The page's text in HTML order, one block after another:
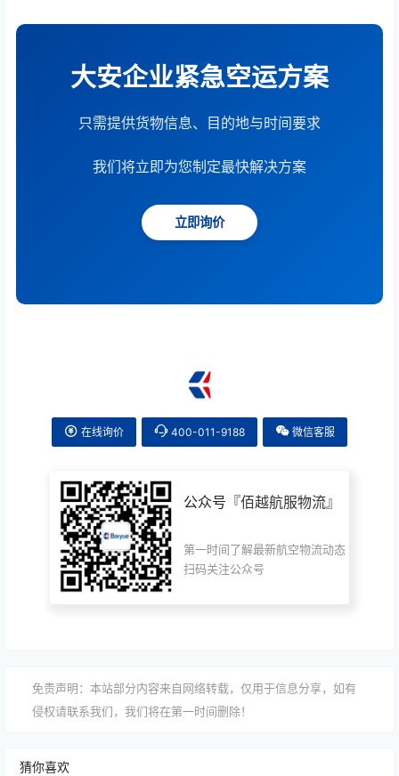
大安企业紧急空运方案
只需提供货物信息、目的地与时间要求
我们将立即为您制定最快解决方案
立即询价
在线询价 400-011-9188 微信客服
公众号『佰越航服物流』
第一时间了解最新航空物流动态
扫码关注公众号
免责声明：本站部分内容来自网络转载，仅用于信息分享，如有
侵权请联系我们，我们将在第一时间删除！
猜你喜欢